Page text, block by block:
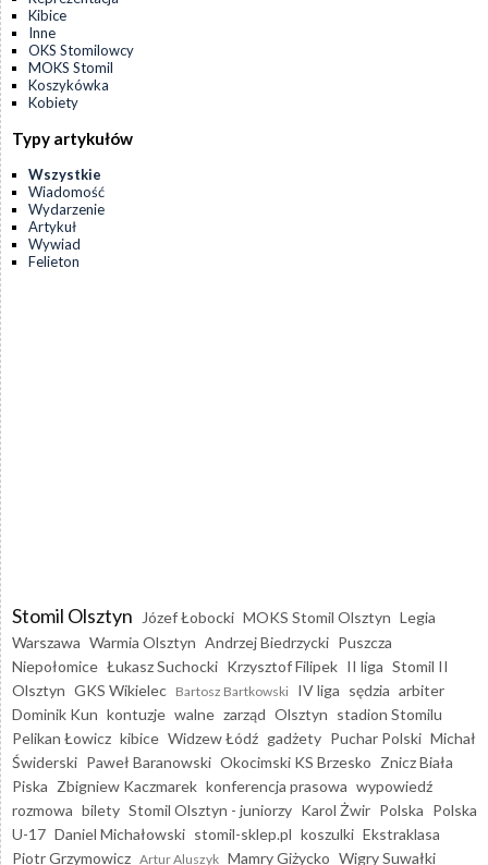
Kibice
Inne
OKS Stomilowcy
MOKS Stomil
Koszykówka
Kobiety
Typy artykułów
Wszystkie
Wiadomość
Wydarzenie
Artykuł
Wywiad
Felieton
Stomil Olsztyn Józef Łobocki MOKS Stomil Olsztyn Legia
Warszawa Warmia Olsztyn Andrzej Biedrzycki Puszcza
Niepołomice Łukasz Suchocki Krzysztof Filipek II liga Stomil II
Olsztyn GKS Wikielec Bartosz Bartkowski IV liga sędzia arbiter
Dominik Kun kontuzje walne zarząd Olsztyn stadion Stomilu
Pelikan Łowicz kibice Widzew Łódź gadżety Puchar Polski Michał
Świderski Paweł Baranowski Okocimski KS Brzesko Znicz Biała
Piska Zbigniew Kaczmarek konferencja prasowa wypowiedź
rozmowa bilety Stomil Olsztyn - juniorzy Karol Żwir Polska Polska
U-17 Daniel Michałowski stomil-sklep.pl koszulki Ekstraklasa
Piotr Grzymowicz Artur Aluszyk Mamry Giżycko Wigry Suwałki